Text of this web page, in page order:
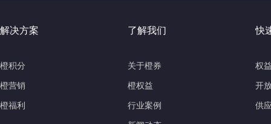
解决方案
橙积分
橙营销
橙福利
了解我们
关于橙券
橙权益
行业案例
快
权
开
供